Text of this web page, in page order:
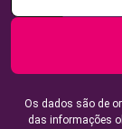
Os dados são de
das informações